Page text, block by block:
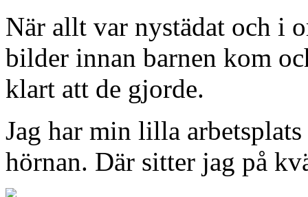
När allt var nystädat och i
bilder innan barnen kom
klart att de gjorde.
Jag har min lilla
hörnan. Där sitter jag på